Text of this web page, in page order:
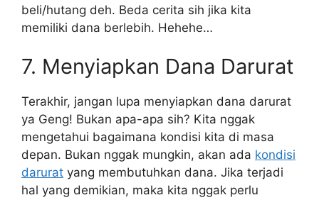
beli/hutang deh. Beda cerita sih jika kita
memiliki dana berlebih. Hehehe…
7. Menyiapkan Dana Darurat
Terakhir, jangan lupa menyiapkan dana darurat
ya Geng! Bukan apa-apa sih? Kita nggak
mengetahui bagaimana kondisi kita di masa
depan. Bukan nggak mungkin, akan ada kondisi
darurat yang membutuhkan dana. Jika terjadi
hal yang demikian, maka kita nggak perlu